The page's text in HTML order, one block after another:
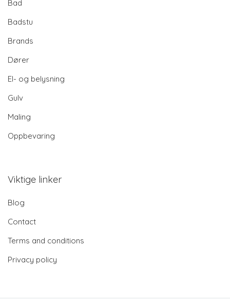
Bad
Badstu
Brands
Dører
El- og belysning
Gulv
Maling
Oppbevaring
Viktige linker
Blog
Contact
Terms and conditions
Privacy policy